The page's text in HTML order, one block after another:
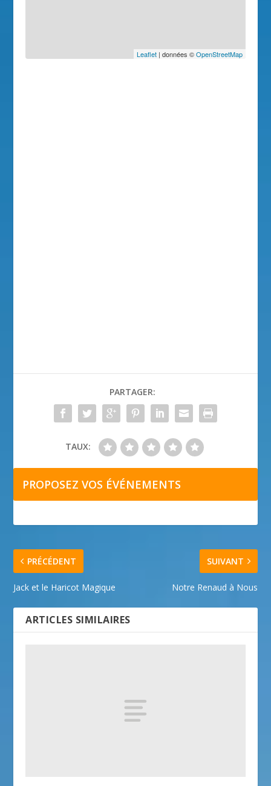
Leaflet| données ©OpenStreetMap
PARTAGER:
TAUX:
PROPOSEZ VOS ÉVÉNEMENTS
PRÉCÉDENT
Jack et le Haricot Magique
SUIVANT
Notre Renaud à Nous
ARTICLES SIMILAIRES